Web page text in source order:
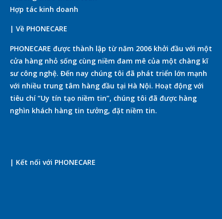
Hợp tác kinh doanh
| Về PHONECARE
PHONECARE được thành lập từ năm 2006 khởi đầu với một
cửa hàng nhỏ sống cùng niềm đam mê của một chàng kĩ
sư công nghệ. Đến nay chúng tôi đã phát triển lớn mạnh
với nhiều trung tâm hàng đầu tại Hà Nội. Hoạt động với
tiêu chí “Uy tín tạo niềm tin”, chúng tôi đã được hàng
nghìn khách hàng tin tưởng, đặt niềm tin.
| Kết nối với PHONECARE